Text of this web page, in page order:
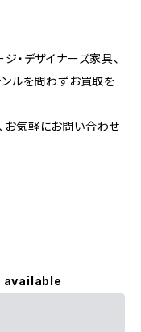
・デザイナーズ家具、
ンルを問わずお買取を
お気軽にお問い合わせ